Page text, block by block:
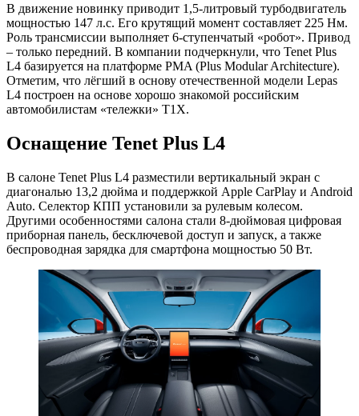
В движение новинку приводит 1,5-литровый турбодвигатель
мощностью 147 л.с. Его крутящий момент составляет 225 Нм.
Роль трансмиссии выполняет 6-ступенчатый «робот». Привод
– только передний. В компании подчеркнули, что Tenet Plus
L4 базируется на платформе PMA (Plus Modular Architecture).
Отметим, что лёгший в основу отечественной модели Lepas
L4 построен на основе хорошо знакомой российским
автомобилистам «тележки» T1X.
Оснащение Tenet Plus L4
В салоне Tenet Plus L4 разместили вертикальный экран с
диагональю 13,2 дюйма и поддержкой Apple CarPlay и Android
Auto. Селектор КПП установили за рулевым колесом.
Другими особенностями салона стали 8-дюймовая цифровая
приборная панель, бесключевой доступ и запуск, а также
беспроводная зарядка для смартфона мощностью 50 Вт.